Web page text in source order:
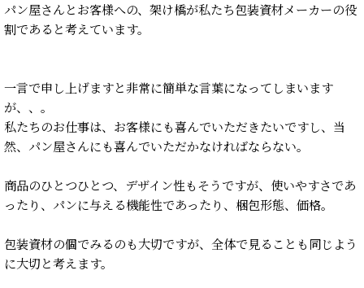
パン屋さんとお客様への、架け橋が私たち包装資材メーカーの役
割であると考えています。
一言で申し上げますと非常に簡単な言葉になってしまいます
が、、。
私たちのお仕事は、お客様にも喜んでいただきたいですし、当
然、パン屋さんにも喜んでいただかなければならない。
商品のひとつひとつ、デザイン性もそうですが、使いやすさであ
ったり、パンに与える機能性であったり、梱包形態、価格。
包装資材の個でみるのも大切ですが、全体で見ることも同じよう
に大切と考えます。